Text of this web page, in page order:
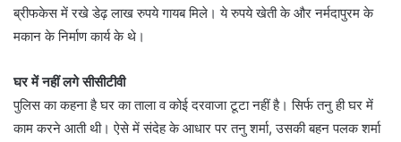
ब्रीफकेस में रखे डेढ़ लाख रुपये गायब मिले। ये रुपये खेती के और नर्मदापुरम के
मकान के निर्माण कार्य के थे।
घर में नहीं लगे सीसीटीवी
पुलिस का कहना है घर का ताला व कोई दरवाजा टूटा नहीं है। सिर्फ तनु ही घर में
काम करने आती थी। ऐसे में संदेह के आधार पर तनु शर्मा, उसकी बहन पलक शर्मा